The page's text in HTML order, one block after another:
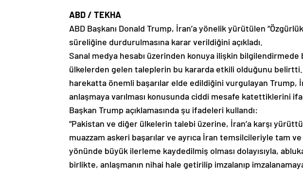
ABD / TEKHA
ABD Başkanı Donald Trump, İran’a yönelik yürütülen
süreliğine durdurulmasına karar verildiğini açıkladı.
Sanal medya hesabı üzerinden konuya ilişkin
ülkelerden gelen taleplerin bu kararda etkili olduğunu belirtti.
harekatta önemli başarılar elde edildiğini vurgulayan Trump,
anlaşmaya varılması konusunda ciddi mesafe katettiklerini
Başkan Trump açıklamasında şu ifadeleri kullandı:
“Pakistan ve diğer ülkelerin talebi üzerine, İran’a karşı
muazzam askeri başarılar ve ayrıca İran temsilcileriyle tam ve
yönünde büyük ilerleme kaydedilmiş olması dolayısıyla,
birlikte, anlaşmanın nihai hale getirilip imzalanıp